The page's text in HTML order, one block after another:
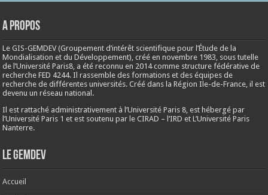
A propos
Le GIS-GEMDEV (Groupement d’intérêt scientifique pour l’Étude de la
Mondialisation et du Développement), créé ennovembre 1983, sous tutelle
de l’Université Paris8, a été reconnu en 2014 comme structure fédérative de
recherche FED 4244. Il rassemble des formations et des équipes de
recherche de différentes universités. Créé dans la Région Ile-de-France, il est
devenu un réseau national.
Il est rattaché administrativement à l’Université Paris 8, est hébergé par
l’Université Paris 1 et est soutenu par le CIRAD – l’IRD et L’Université Paris
Nanterre.
Le Gemdev
Accueil